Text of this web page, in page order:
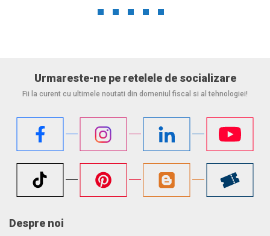
Urmareste-ne pe retelele de socializare
Fii la curent cu ultimele noutati din domeniul fiscal si al tehnologiei!
Despre noi